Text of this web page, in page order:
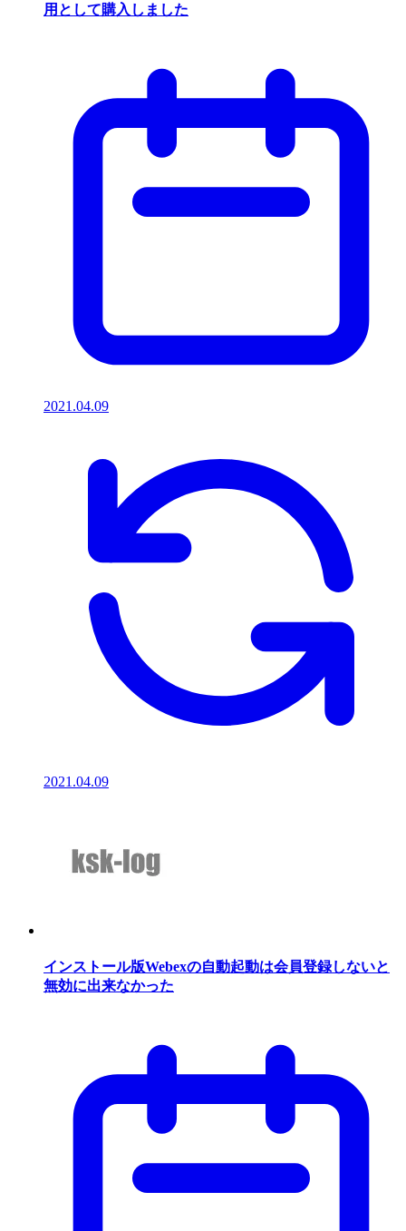
用として購入しました
2021.04.09
2021.04.09
インストール版Webexの自動起動は会員登録しないと
無効に出来なかった